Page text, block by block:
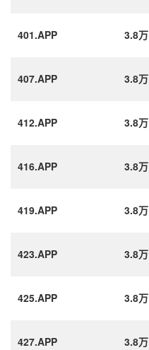
401.APP 3.8万
407.APP 3.8万
412.APP 3.8万
416.APP 3.8万
419.APP 3.8万
423.APP 3.8万
425.APP 3.8万
427.APP 3.8万